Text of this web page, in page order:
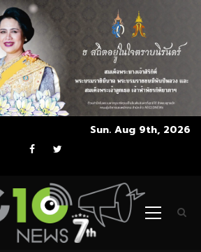
Sun. Aug 9th, 2026
Facebook
Twitter
Primary